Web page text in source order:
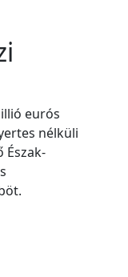
eurós
nélküli
Észak-